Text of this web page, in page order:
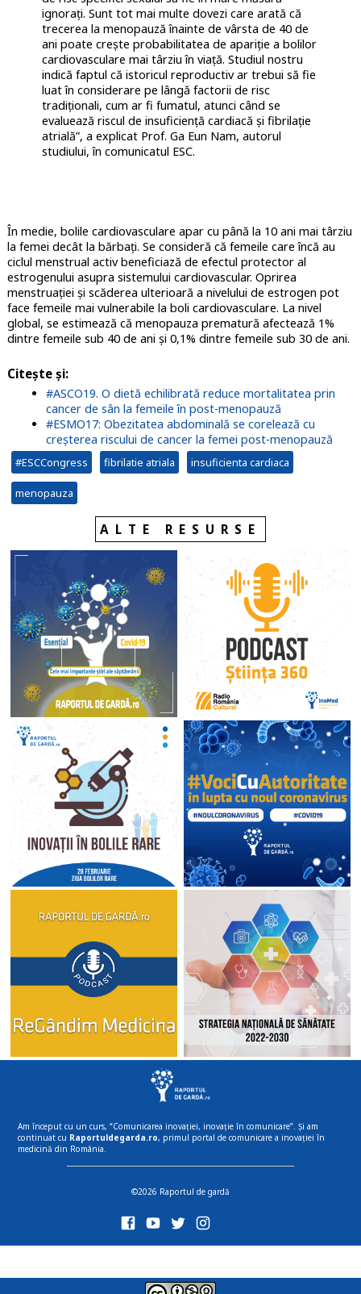
ignorați. Sunt tot mai multe dovezi care arată că
trecerea la menopauză înainte de vârsta de 40 de
ani poate crește probabilitatea de apariție a bolilor
cardiovasculare mai târziu în viață. Studiul nostru
indică faptul că istoricul reproductiv ar trebui să fie
luat în considerare pe lângă factorii de risc
tradiționali, cum ar fi fumatul, atunci când se
evaluează riscul de insuficiență cardiacă și fibrilație
atrială”, a explicat Prof. Ga Eun Nam, autorul
studiului, în comunicatul ESC.
În medie, bolile cardiovasculare apar cu până la 10 ani mai târziu
la femei decât la bărbați. Se consideră că femeile care încă au
ciclul menstrual activ beneficiază de efectul protector al
estrogenului asupra sistemului cardiovascular. Oprirea
menstruației și scăderea ulterioară a nivelului de estrogen pot
face femeile mai vulnerabile la boli cardiovasculare. La nivel
global, se estimează că menopauza prematură afectează 1%
dintre femeile sub 40 de ani și 0,1% dintre femeile sub 30 de ani.
Citește și:
#ASCO19. O dietă echilibrată reduce mortalitatea prin
cancer de sân la femeile în post-menopauză
#ESMO17: Obezitatea abdominală se corelează cu
creșterea riscului de cancer la femei post-menopauză
#ESCCongress fibrilatie atriala insuficienta cardiaca
menopauza
ALTE RESURSE
Am început cu un curs, “Comunicarea inovației, inovație în comunicare”. Și am
continuat cu Raportuldegarda.ro, primul portal de comunicare a inovației în
medicină din România.
©2026 Raportul de gardă